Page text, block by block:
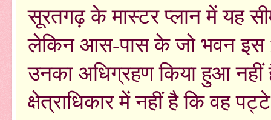
सूरतगढ़ के मास्टर प्लान में यह
लेकिन आस-पास के जो भवन
उनका अधिग्रहण किया हुआ
क्षेत्राधिकार में नहीं है कि वह